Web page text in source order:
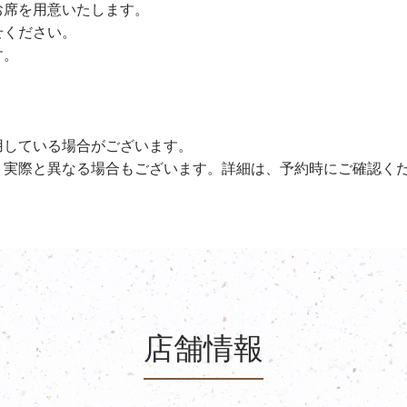
を用意いたします。
ださい。
ている場合がございます。
際と異なる場合もございます。詳細は、予約時にご確認く
店舗情報